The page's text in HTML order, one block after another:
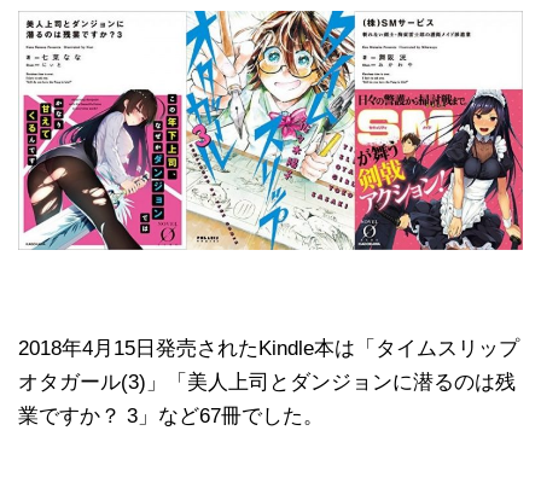
2018年4月15日発売されたKindle本は「タイムスリップ
オタガール(3)」「美人上司とダンジョンに潜るのは残
業ですか？ 3」など67冊でした。